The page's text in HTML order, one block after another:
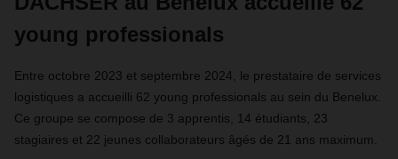
young professionals
Entre octobre 2023 et septembre 2024, le prestataire de services
logistiques a accueilli 62 young professionals au sein du Benelux.
Ce groupe se compose de 3 apprentis, 14 étudiants, 23
stagiaires et 22 jeunes collaborateurs âgés de 21 ans maximum.